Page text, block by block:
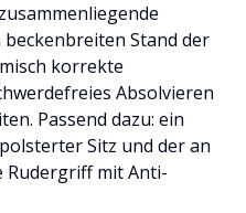
Stand der
korrekte
Absolvieren
Passend dazu: ein
Sitz und der an
Rudergriff mit Anti-